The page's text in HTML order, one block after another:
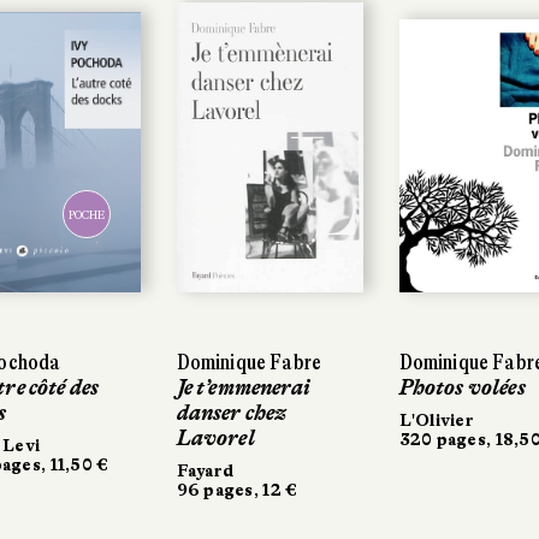
POCHE
côté des
11,50 €
Dominique Fabre
Je t’emmenerai
danser chez
Lavorel
Fayard
96 pages, 12 €
Dominique Fabre
Photos volées
L'Olivier
320 pages,
POCHE
côté des
11,50 €
Dominique Fabre
Je t’emmenerai
danser chez
Lavorel
Fayard
96 pages, 12 €
Dominique Fabre
Photos volées
L'Olivier
320 pages,